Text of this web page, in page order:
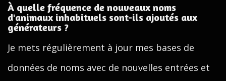
À quelle fréquence de nouveaux noms
d'animaux inhabituels sont-ils ajoutés aux
générateurs ?
Je mets régulièrement à jour mes bases de
données de noms avec de nouvelles entrées et